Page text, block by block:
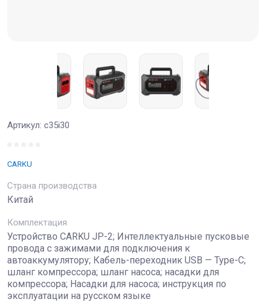
Артикул: c35i30
CARKU
Страна производства
Китай
Комплектация
Устройство CARKU JP-2; Интеллектуальные пусковые
провода с зажимами для подключения к
автоаккумулятору; Кабель-переходник USB — Type-C;
шланг компрессора; шланг насоса; насадки для
компрессора; Насадки для насоса; инструкция по
эксплуатации на русском языке